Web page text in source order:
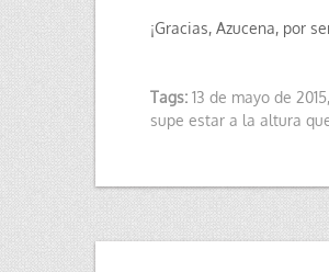
¡Gracias, Azucena, por
Tags: 13 de mayo de 2015,
supe estar a la altura